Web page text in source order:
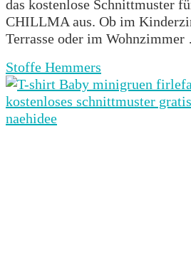
das kostenlose Schnittmuster
CHILLMA aus. Ob im
Terrasse oder im
Stoffe Hemmers